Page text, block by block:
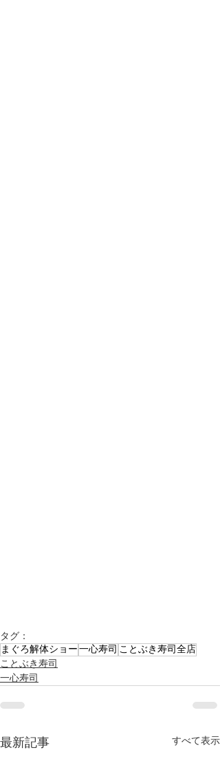
タグ：
まぐろ解体ショー一心寿司 ことぶき寿司全店
ことぶき寿司
一心寿司
最新記事 すべて表示